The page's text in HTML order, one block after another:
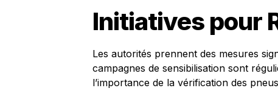
Initiatives pour
Les autorités prennent des mesures
campagnes de sensibilisation sont
l’importance de la vérification des